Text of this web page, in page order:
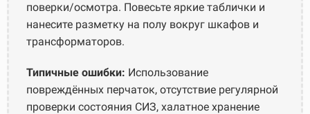
поверки/осмотра. Повесьте яркие таблички и
нанесите разметку на полу вокруг шкафов и
трансформаторов.
Типичные ошибки: Использование
повреждённых перчаток, отсутствие регулярной
проверки состояния СИЗ, халатное хранение